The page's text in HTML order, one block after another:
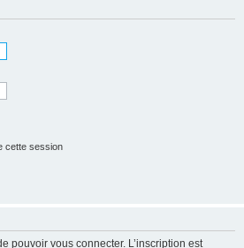
cette session
pouvoir vous connecter. L’inscription est